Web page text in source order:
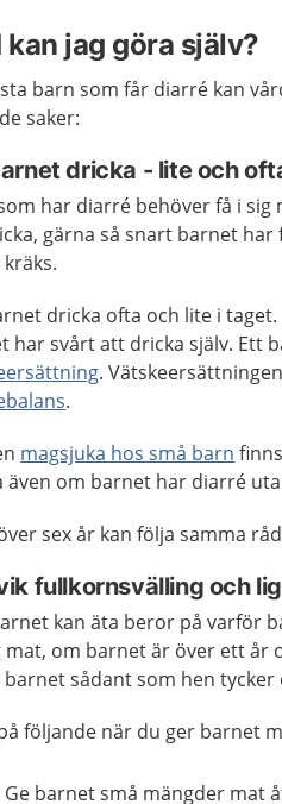
kan jag göra själv?
barn som får diarré kan
saker:
dricka - lite och
har diarré behöver få i
gärna så snart barnet
dricka ofta och lite i
har svårt att dricka själv. Ett
.
.
magsjuka hos små barn
även om barnet har diarré
sex år kan följa samma
fullkornsvälling och
kan äta beror på varför
mat, om barnet är över ett år
barnet sådant som hen tycker
följande när du ger barnet
Ge barnet små mängder mat